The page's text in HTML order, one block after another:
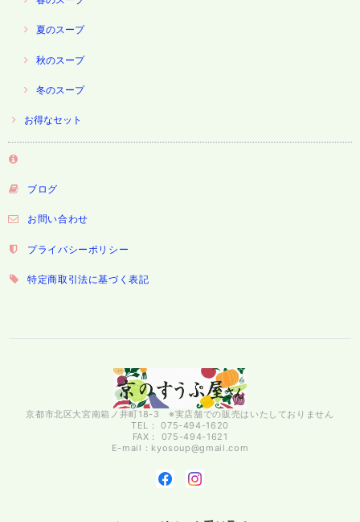
夏のスープ
秋のスープ
冬のスープ
お得なセット
ブログ
お問い合わせ
プライバシーポリシー
特定商取引法に基づく表記
京都市北区大宮南箱ノ井町18-3 ※実店舗での販売はいたしておりません
TEL： 075-494-1620
FAX： 075-494-1621
E-mail： kyosoup@gmail.com